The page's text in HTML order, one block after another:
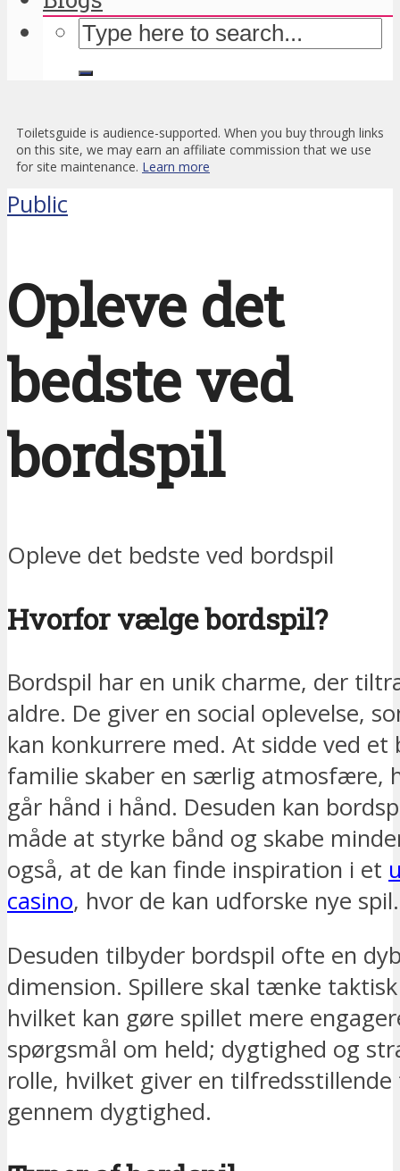
Toiletsguide is audience-supported. When you buy through links
on this site, we may earn an affiliate commission that we use
for site maintenance. Learn more
Public
Opleve det
bedste ved
bordspil
Opleve det bedste ved bordspil
Hvorfor vælge bordspil?
Bordspil har en unik charme, der
aldre. De giver en social oplevelse,
kan konkurrere med. At sidde ved
familie skaber en særlig atmosfære,
går hånd i hånd. Desuden kan
måde at styrke bånd og skabe
også, at de kan finde inspiration i et
casino, hvor de kan udforske nye spil.
Desuden tilbyder bordspil ofte en
dimension. Spillere skal tænke
hvilket kan gøre spillet mere
spørgsmål om held; dygtighed og
rolle, hvilket giver en
gennem dygtighed.